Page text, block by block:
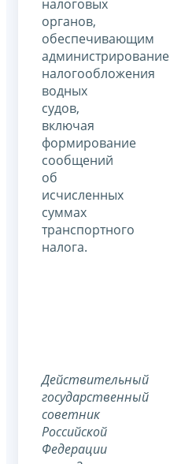
налоговых
органов,
обеспечивающим
администрирование
налогообложения
водных
судов,
включая
формирование
сообщений
об
исчисленных
суммах
транспортного
налога.
Действительный
государственный
советник
Российской
Федерации